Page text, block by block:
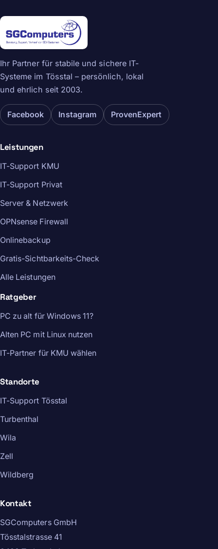
Ihr Partner für stabile und sichere IT-
Systeme im Tösstal – persönlich, lokal
und ehrlich seit 2003.
Facebook Instagram ProvenExpert
Leistungen
IT-Support KMU
IT-Support Privat
Server & Netzwerk
OPNsense Firewall
Onlinebackup
Gratis-Sichtbarkeits-Check
Alle Leistungen
Ratgeber
PC zu alt für Windows 11?
Alten PC mit Linux nutzen
IT-Partner für KMU wählen
Standorte
IT-Support Tösstal
Turbenthal
Wila
Zell
Wildberg
Kontakt
SGComputers GmbH
Tösstalstrasse 41